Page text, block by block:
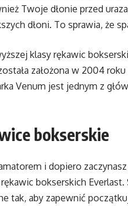
Twoje dłonie przed
dłoni. To sprawia, że
klasy rękawic
założona w 2004
Venum jest jednym z
bokserskie
i dopiero
bokserskich
tak, aby zapewnić